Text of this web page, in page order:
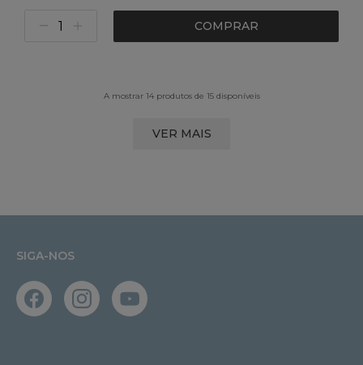
COMPRAR
A mostrar 14 produtos de 15 disponíveis
VER MAIS
SIGA-NOS